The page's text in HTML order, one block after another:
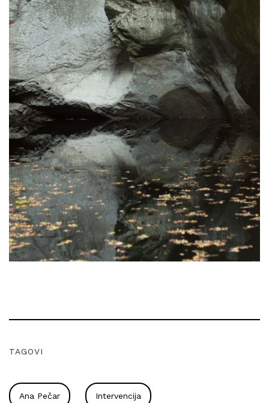
TAGOVI
Ana Pečar Intervencija